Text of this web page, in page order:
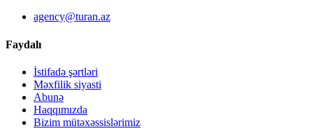
agency@turan.az
Faydalı
İstifadə şərtləri
Məxfilik siyasti
Abunə
Haqqımızda
Bizim mütəxəssislərimiz